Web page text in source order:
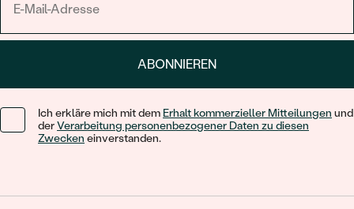
ABONNIEREN
Ich erkläre mich mit dem Erhalt kommerzieller Mitteilungen und
derVerarbeitung personenbezogener Daten zu diesen
Zwecken einverstanden.